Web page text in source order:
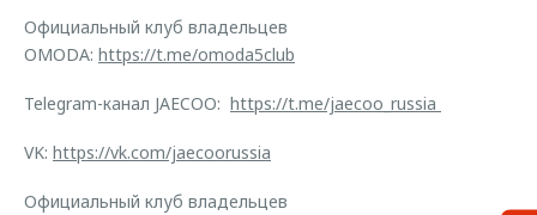
Официальный клуб владельцев
OMODA: https://t.me/omoda5club
Telegram-канал JAECOO: https://t.me/jaecoo_russia
VK: https://vk.com/jaecoorussia
Официальный клуб владельцев